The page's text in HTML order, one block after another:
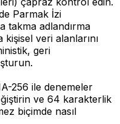
Parmak İzi
takma adlandırma
kişisel veri alanlarını
geri
256 ile denemeler
ve 64 karakterlik
biçimde nasıl